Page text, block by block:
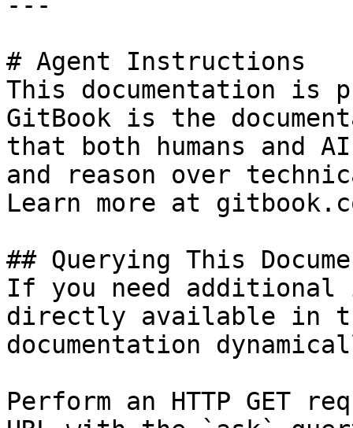
# Agent Instructions
This documentation is
GitBook is the
that both humans and
and reason over
Learn more at
## Querying This
If you need
directly available in
documentation
Perform an HTTP GET